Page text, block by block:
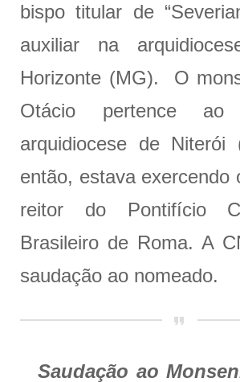
bispo titular de
auxiliar na
Horizonte (MG). O
Otácio pertence
arquidiocese de
então, estava exercendo
reitor do Pontifício
Brasileiro de Roma. A
saudação ao nomeado.
Saudação ao